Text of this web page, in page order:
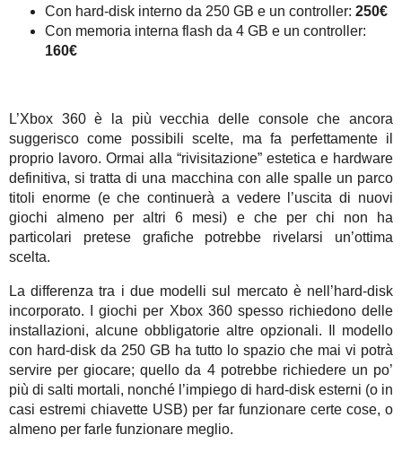
Con hard-disk interno da 250 GB e un controller: 250€
Con memoria interna flash da 4 GB e un controller:
160€
L’Xbox 360 è la più vecchia delle console che ancora
suggerisco come possibili scelte, ma fa perfettamente il
proprio lavoro. Ormai alla “rivisitazione” estetica e hardware
definitiva, si tratta di una macchina con alle spalle un parco
titoli enorme (e che continuerà a vedere l’uscita di nuovi
giochi almeno per altri 6 mesi) e che per chi non ha
particolari pretese grafiche potrebbe rivelarsi un’ottima
scelta.
La differenza tra i due modelli sul mercato è nell’hard-disk
incorporato. I giochi per Xbox 360 spesso richiedono delle
installazioni, alcune obbligatorie altre opzionali. Il modello
con hard-disk da 250 GB ha tutto lo spazio che mai vi potrà
servire per giocare; quello da 4 potrebbe richiedere un po’
più di salti mortali, nonché l’impiego di hard-disk esterni (o in
casi estremi chiavette USB) per far funzionare certe cose, o
almeno per farle funzionare meglio.